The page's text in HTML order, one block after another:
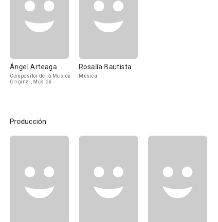
Ángel Arteaga
Compositor de la Música
Original, Música
Rosalía Bautista
Música
Producción